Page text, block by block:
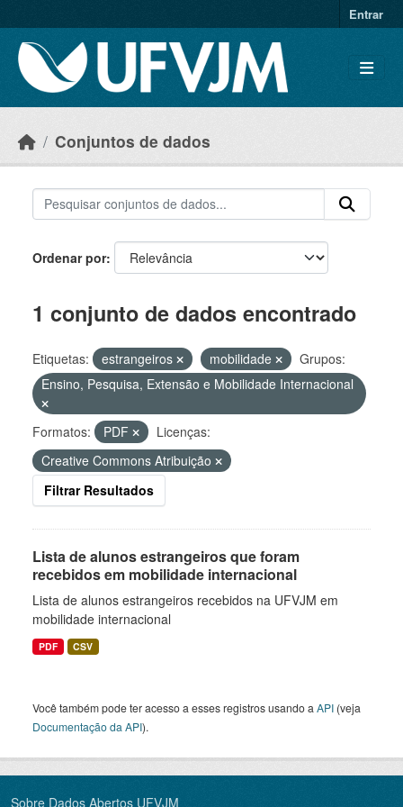
Entrar
Conjuntos de dados
Ordenar por
1 conjunto de dados encontrado
Etiquetas: estrangeiros mobilidade
Grupos:
Ensino, Pesquisa, Extensão e Mobilidade Internacional
Formatos: PDF
Licenças:
Creative Commons Atribuição
Filtrar Resultados
Lista de alunos estrangeiros que foram
recebidos em mobilidade internacional
Lista de alunos estrangeiros recebidos na UFVJM em
mobilidade internacional
PDF CSV
Você também pode ter acesso a esses registros usando a API (veja
Documentação da API).
Sobre Dados Abertos UFVJM